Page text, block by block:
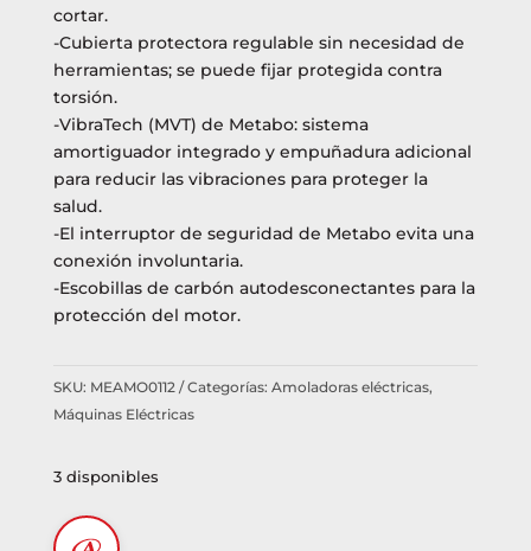
cortar.
-Cubierta protectora regulable sin necesidad de
herramientas; se puede fijar protegida contra
torsión.
-VibraTech (MVT) de Metabo: sistema
amortiguador integrado y empuñadura adicional
para reducir las vibraciones para proteger la
salud.
-El interruptor de seguridad de Metabo evita una
conexión involuntaria.
-Escobillas de carbón autodesconectantes para la
protección del motor.
SKU: MEAMO0112 Categorías: Amoladoras eléctricas,
Máquinas Eléctricas
3 disponibles